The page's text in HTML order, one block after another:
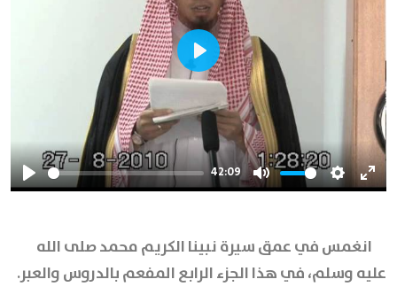
Play
42:09
Mute Settings
Play
انغمس في عمق سيرة نبينا الكريم محمد صلى الله
عليه وسلم، في هذا الجزء الرابع المفعم بالدروس والعبر.